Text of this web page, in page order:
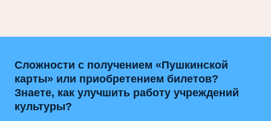
Сложности с получением «Пушкинской
карты» или приобретением билетов?
Знаете, как улучшить работу учреждений
культуры?